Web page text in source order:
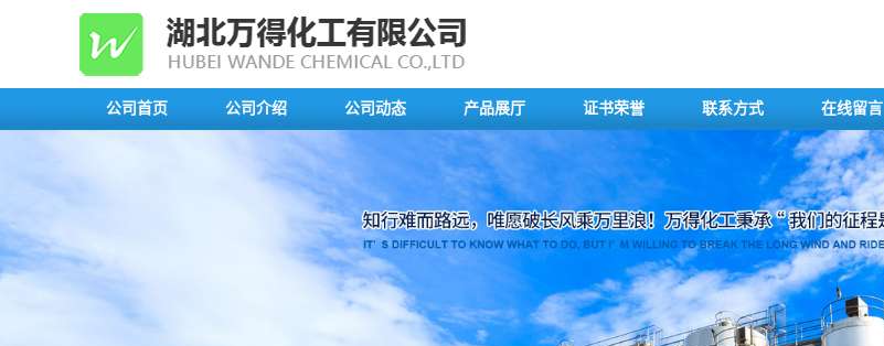
公司首页 公司介绍 公司动态 产品展厅 证书荣誉 联系方式 在线留言